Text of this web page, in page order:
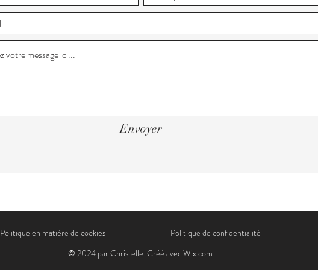
Envoyer
Politique en matière de cookies Politique de confidentialité
© 2024 par Christelle. Créé avecWix.com